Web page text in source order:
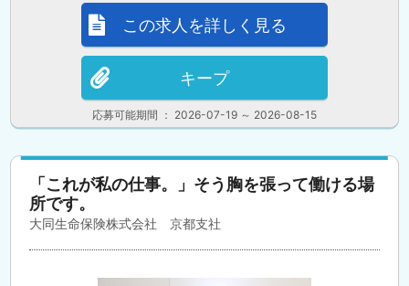
応募可能期間 ： 2026-07-19 ～ 2026-08-15
この求人を詳しく見る
キープ
「これが私の仕事。」そう胸を張って働ける場
所です。
大同生命保険株式会社 京都支社